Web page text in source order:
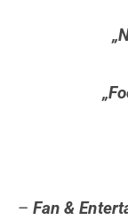
– Fan &